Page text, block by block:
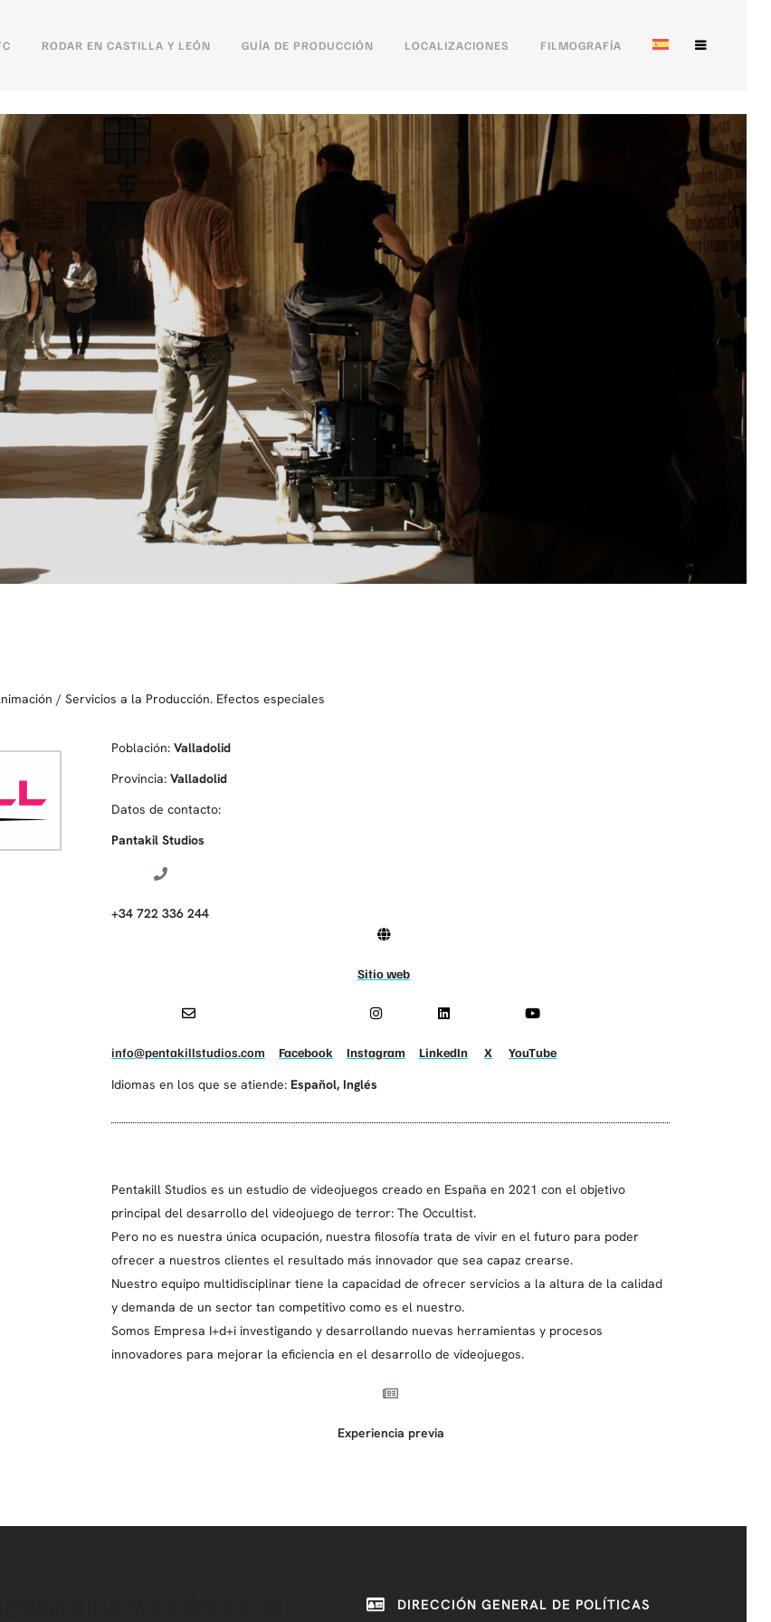
RODAR EN CASTILLA Y LEÓN GUÍA DE PRODUCCIÓN LOCALIZACIONES FILMOGRAFÍA
/ Servicios a la Producción. Efectos especiales
Población: Valladolid
Provincia: Valladolid
Datos de contacto:
Pantakil Studios
+34 722 336 244
Sitio web
info@pentakillstudios.com Facebook Instagram LinkedIn X YouTube
Idiomas en los que se atiende: Español, Inglés
Pentakill Studios es un estudio de videojuegos creado en España en 2021 con el objetivo
principal del desarrollo del videojuego de terror: The Occultist.
Pero no es nuestra única ocupación, nuestra filosofía trata de vivir en el futuro para poder
ofrecer a nuestros clientes el resultado más innovador que sea capaz crearse.
Nuestro equipo multidisciplinar tiene la capacidad de ofrecer servicios a la altura de la calidad
y demanda de un sector tan competitivo como es el nuestro.
Somos Empresa I+d+i investigando y desarrollando nuevas herramientas y procesos
innovadores para mejorar la eficiencia en el desarrollo de videojuegos.
Experiencia previa
DIRECCIÓN GENERAL DE POLÍTICAS